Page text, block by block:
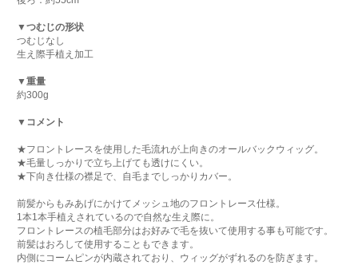
▼つむじの形状
つむじなし
生え際手植え加工
▼重量
約300g
▼コメント
★フロントレースを使用した毛流れが上向きのオールバックウィッグ。
★毛量しっかりで立ち上げても透けにくい。
★下向き仕様の襟足で、自毛までしっかりカバー。
前髪からもみあげにかけてメッシュ地のフロントレース仕様。
1本1本手植えされているので自然な生え際に。
フロントレースの植毛部分はお好みで毛を抜いて使用する事も可能です。
前髪はおろして使用することもできます。
内側にコームピンが内蔵されており、ウィッグがずれるのを防ぎます。